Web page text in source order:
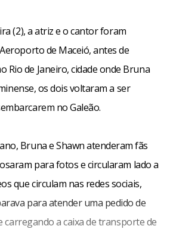
(2), a atriz e o cantor foram
de Maceió, antes de
Rio de Janeiro, cidade onde Bruna
os dois voltaram a ser
no Galeão.
Bruna e Shawn atenderam fãs
para fotos e circularam lado a
que circulam nas redes sociais,
para atender uma pedido de
carregando a caixa de transporte de